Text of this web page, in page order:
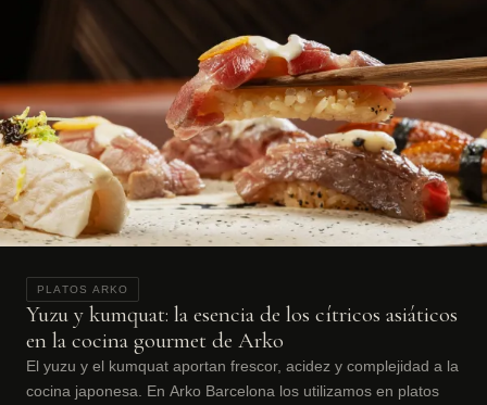
PLATOS ARKO
Yuzu y kumquat: la esencia de los cítricos asiáticos
en la cocina gourmet de Arko
El yuzu y el kumquat aportan frescor, acidez y complejidad a la
cocina japonesa. En Arko Barcelona los utilizamos en platos